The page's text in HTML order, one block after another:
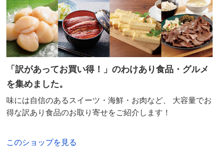
「訳があってお買い得！」のわけあり食品・グルメ
を集めました。
味には自信のあるスイーツ・海鮮・お肉など、
大容量でお
得な訳あり食品のお取り寄せをご紹介します！
このショップを見る